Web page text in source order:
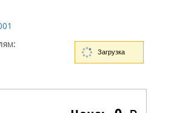
Загрузка